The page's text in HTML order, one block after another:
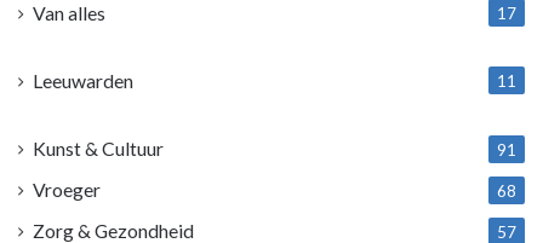
Van alles
17
Leeuwarden
11
Kunst & Cultuur 91
Vroeger 68
Zorg & Gezondheid 57